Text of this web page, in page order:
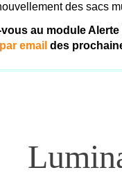
des sacs
au module
par email des